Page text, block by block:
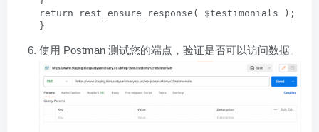
return rest_ensure_response( $testimonials );
}
使用 Postman 测试您的端点，验证是否可以访问数据。